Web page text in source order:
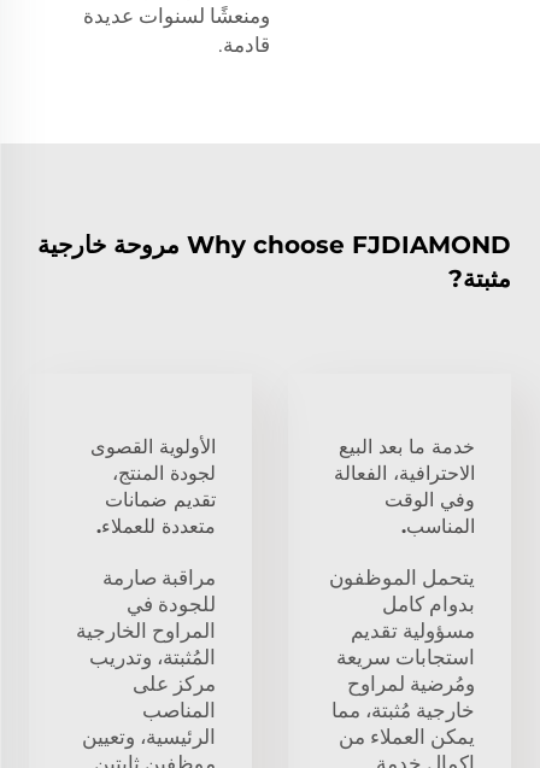
ومنعشًا لسنوات عديدة
قادمة.
Why choose FJDIAMOND مروحة خارجية
مثبتة?
خدمة ما بعد البيع
الاحترافية، الفعالة
وفي الوقت
المناسب.
يتحمل الموظفون
بدوام كامل
مسؤولية تقديم
استجابات سريعة
ومُرضية لمراوح
خارجية مُثبتة، مما
يمكن العملاء من
إكمال خدمة
الأولوية القصوى
لجودة المنتج،
تقديم ضمانات
متعددة للعملاء.
مراقبة صارمة
للجودة في
المراوح الخارجية
المُثبتة، وتدريب
مركز على
المناصب
الرئيسية، وتعيين
موظفين ثابتين